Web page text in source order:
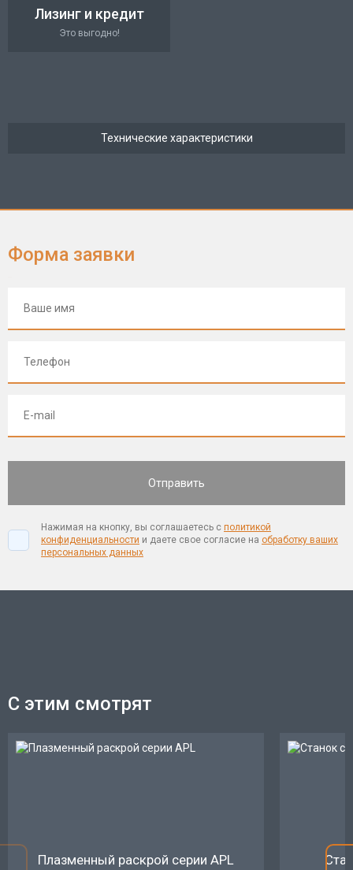
Лизинг и кредит
Это выгодно!
Технические характеристики
Форма заявки
Нажимая на кнопку, вы соглашаетесь с политикой
конфиденциальности и даете свое согласие на обработку ваших
персональных данных
С этим смотрят
Плазменный раскрой серии APL